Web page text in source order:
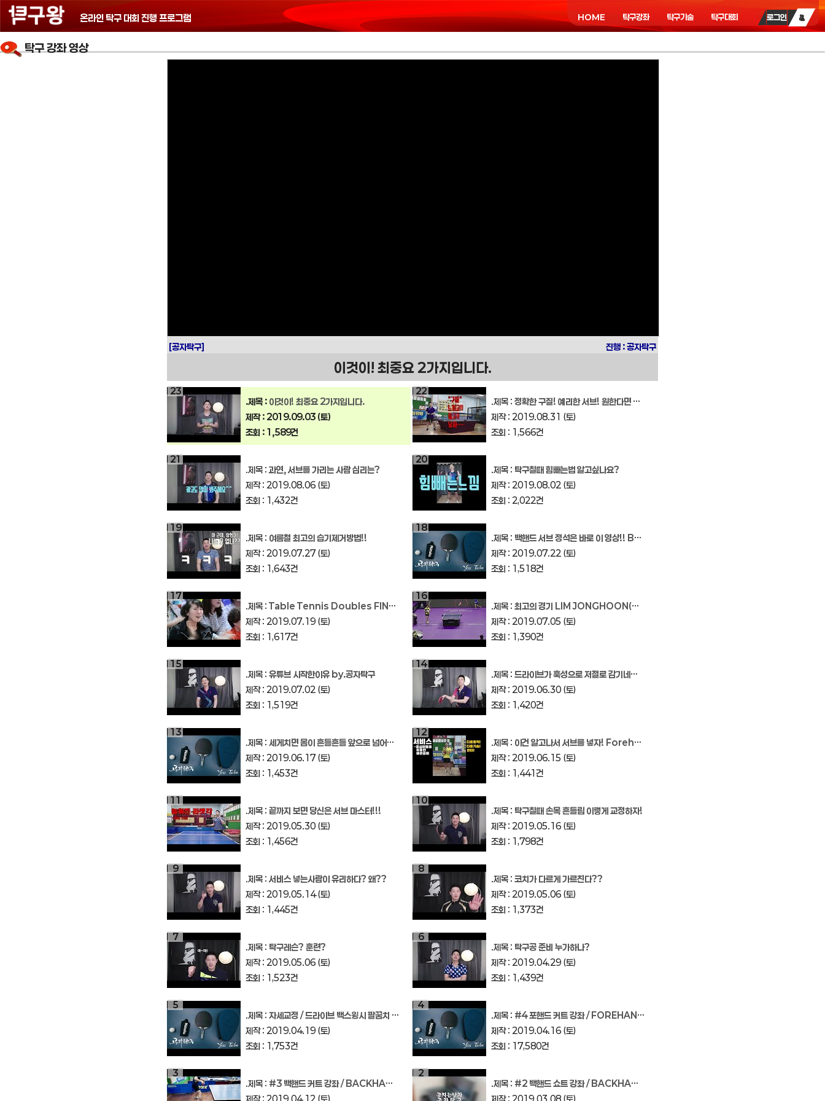
홈
온라인 탁구 대회 진행 프로그램 HOME 탁구강좌 탁구기술 탁구대회 로그인
탁구 강좌 영상
[공자탁구] 진행 : 공자탁구
이것이! 최중요 2가지입니다.
.제목 : 이것이! 최중요 2가지입니다.
제작 : 2019.09.03 (토)
조회 : 1,589건
23
.제목 : 정확한 구질! 예리한 서브! 원한다면 이 연습을 하자.
제작 : 2019.08.31 (토)
조회 : 1,566건
22
.제목 : 과연, 서브를 가리는 사람 심리는?
제작 : 2019.08.06 (토)
조회 : 1,432건
21
.제목 : 탁구칠때 힘빼는법 알고싶나요?
제작 : 2019.08.02 (토)
조회 : 2,022건
20
.제목 : 여름철 최고의 습기제거방법!!
제작 : 2019.07.27 (토)
조회 : 1,643건
19
.제목 : 백핸드 서브 정석은 바로 이 영상!! Backhand Serve Tutorial
제작 : 2019.07.22 (토)
조회 : 1,518건
18
.제목 : Table Tennis Doubles FINAL / 김도윤 김도우 VS 김승찬 장준효
제작 : 2019.07.19 (토)
조회 : 1,617건
17
.제목 : 최고의 경기 LIM JONGHOON(임종훈) vs MALONG(마롱) 2019 BUSAN KOREA OPEN
제작 : 2019.07.05 (토)
조회 : 1,390건
16
.제목 : 유튜브 시작한이유 by.공자탁구
제작 : 2019.07.02 (토)
조회 : 1,519건
15
.제목 : 드라이브가 훅성으로 저절로 감기네요ㅜㅜ
제작 : 2019.06.30 (토)
조회 : 1,420건
14
.제목 : 세게치면 몸이 흔들흔들 앞으로 넘어가요?
제작 : 2019.06.17 (토)
조회 : 1,453건
13
.제목 : 이건 알고나서 서브를 넣자! Forehand Serve Tutorial
제작 : 2019.06.15 (토)
조회 : 1,441건
12
.제목 : 끝까지 보면 당신은 서브 마스터!!!
제작 : 2019.05.30 (토)
조회 : 1,456건
11
.제목 : 탁구칠때 손목 흔들림 이렇게 교정하자!
제작 : 2019.05.16 (토)
조회 : 1,798건
10
.제목 : 서비스 넣는사람이 유리하다? 왜??
제작 : 2019.05.14 (토)
조회 : 1,445건
9
.제목 : 코치가 다르게 가르친다??
제작 : 2019.05.06 (토)
조회 : 1,373건
8
.제목 : 탁구레슨? 훈련?
제작 : 2019.05.06 (토)
조회 : 1,523건
7
.제목 : 탁구공 준비 누가하나?
제작 : 2019.04.29 (토)
조회 : 1,439건
6
.제목 : 자세교정 / 드라이브 백스윙시 팔꿈치 빠지는 현상?
제작 : 2019.04.19 (토)
조회 : 1,753건
5
.제목 : #4 포핸드 커트 강좌 / FOREHAND PUSH
제작 : 2019.04.16 (토)
조회 : 17,580건
4
.제목 : #3 백핸드 커트 강좌 / BACKHAND PUSH
제작 : 2019.04.12 (토)
3
.제목 : #2 백핸드 쇼트 강좌 / BACKHAND STROKE
제작 : 2019.03.08 (토)
2